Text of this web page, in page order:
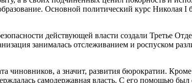
Основной политический курс Николая
действующей власти создали Третье
занималась отслеживанием и роспуском
чиновников, а значит, развития бюрократии.
самодержавная власть. С его помощью